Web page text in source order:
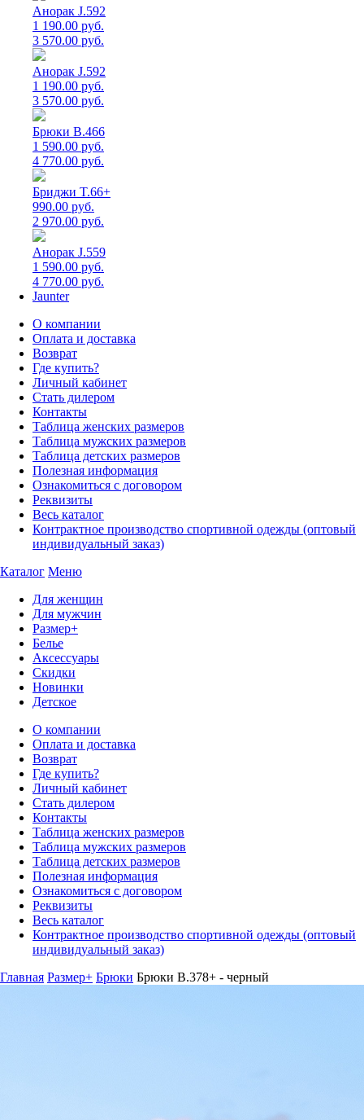
Анорак J.592
1 190.00 руб.
3 570.00 руб.
Анорак J.592
1 190.00 руб.
3 570.00 руб.
Брюки B.466
1 590.00 руб.
4 770.00 руб.
Бриджи T.66+
990.00 руб.
2 970.00 руб.
Анорак J.559
1 590.00 руб.
4 770.00 руб.
Jaunter
О компании
Оплата и доставка
Возврат
Где купить?
Личный кабинет
Стать дилером
Контакты
Таблица женских размеров
Таблица мужских размеров
Таблица детских размеров
Полезная информация
Ознакомиться с договором
Реквизиты
Весь каталог
Контрактное производство спортивной одежды (оптовый
индивидуальный заказ)
Каталог Меню
Для женщин
Для мужчин
Размер+
Белье
Аксессуары
Скидки
Новинки
Детское
О компании
Оплата и доставка
Возврат
Где купить?
Личный кабинет
Стать дилером
Контакты
Таблица женских размеров
Таблица мужских размеров
Таблица детских размеров
Полезная информация
Ознакомиться с договором
Реквизиты
Весь каталог
Контрактное производство спортивной одежды (оптовый
индивидуальный заказ)
Главная Размер+ Брюки Брюки B.378+ - черный